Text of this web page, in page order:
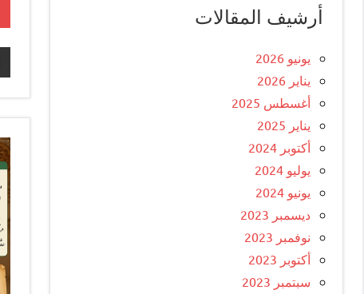
أرشيف المقالات
يونيو 2026
يناير 2026
أغسطس 2025
يناير 2025
أكتوبر 2024
يوليو 2024
يونيو 2024
ديسمبر 2023
نوفمبر 2023
أكتوبر 2023
سبتمبر 2023